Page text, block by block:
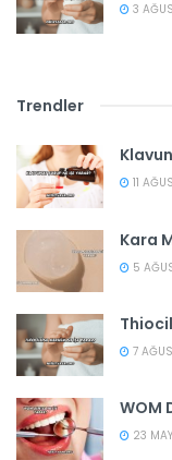
3
Trendler
11
Kara
5
7
WOM
23